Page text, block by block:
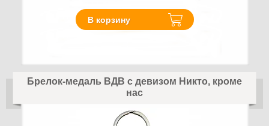
В корзину
Брелок-медаль ВДВ с девизом Никто, кроме
нас